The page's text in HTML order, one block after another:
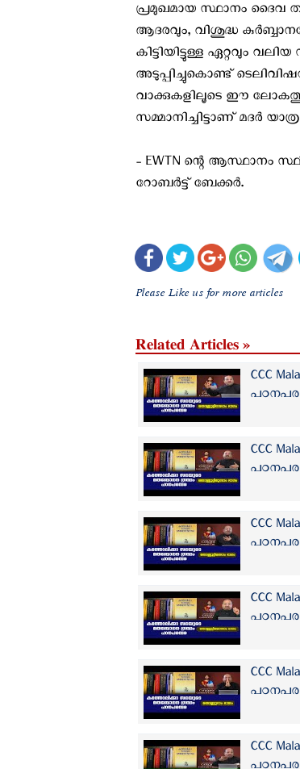
പ്രമുഖമായ സ്ഥാനം ദൈവ
ആദരവും, വിശുദ്ധ
കിട്ടിയിട്ടുള്ള ഏറ്റവും
അടുപ്പിച്ചുകൊണ്ട്
വാക്കുകളിലൂടെ ഈ
സമ്മാനിച്ചിട്ടാണ് മദര്‍
- EWTN ന്റെ ആസ്ഥാനം
റോബര്‍ട്ട്‌ ബേക്കര്‍.
Please Like us for more articles
Related Articles »
CCC
CCC
CCC
CCC
CCC
CCC